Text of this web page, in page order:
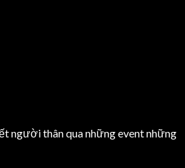
người thân qua những event những